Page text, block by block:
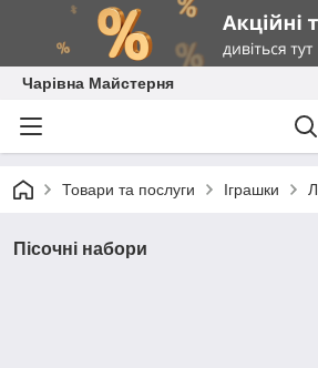
Чарівна Майстерня
Товари та послуги Іграшки
Пісочні набори